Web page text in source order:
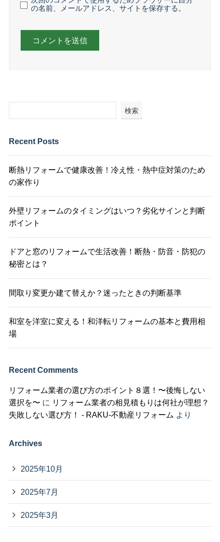
の名前、メールアドレス、サイトを保存する。
検索
Recent Posts
断熱リフォームで健康改善！冷え性・熱中症対策のため
の家作り
外壁リフォームのタイミングはいつ？劣化サインと判断
ポイント
ドアと窓のリフォームで生活改善！断熱・防音・防犯の
秘密とは？
間取り変更か建て替えか？迷ったときの判断基準
和室を洋室に変える！和洋転リフォームの基本と費用相
場
Recent Comments
リフォーム業者の選び方のポイント８選！〜後悔しない
選択を〜 に リフォーム業者の相見積もりは何社が理想？
失敗しない選び方！ - RAKU-不動産リフォーム より
Archives
2025年10月
2025年7月
2025年3月